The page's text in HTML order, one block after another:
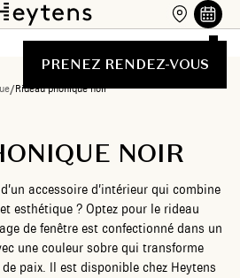
PRENEZ RENDEZ-VOUS
/Rideau phonique noir
NOIR
accessoire d’intérieur qui combine
esthétique ? Optez pour le rideau
de fenêtre est confectionné dans un
une couleur sobre qui transforme
paix. Il est disponible chez Heytens